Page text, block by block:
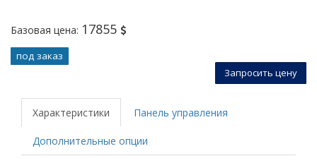
Базовая цена: 17855
под заказ
Запросить цену
Характеристики Панель управления
Дополнительные опции